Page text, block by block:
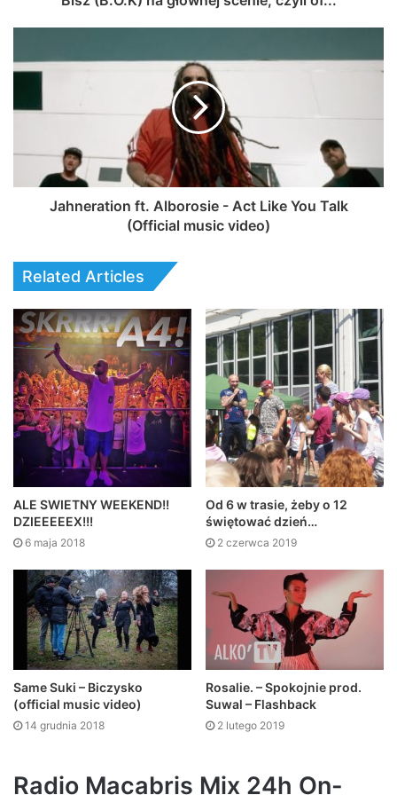
Jahneration ft. Alborosie - Act Like You Talk
(Official music video)
Related Articles
ALE SWIETNY WEEKEND!!
DZIEEEEEX!!!
6 maja 2018
Od 6 w trasie, żeby o 12
świętować dzień…
2 czerwca 2019
Same Suki – Biczysko
(official music video)
14 grudnia 2018
Rosalie. – Spokojnie prod.
Suwal – Flashback
2 lutego 2019
Radio Macabris Mix 24h On-